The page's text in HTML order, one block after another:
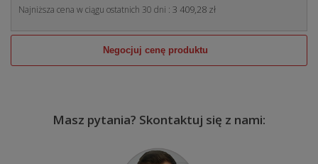
Najniższa cena w ciągu ostatnich 30 dni : 3 409,28 zł
Negocjuj cenę produktu
Masz pytania? Skontaktuj się z nami: